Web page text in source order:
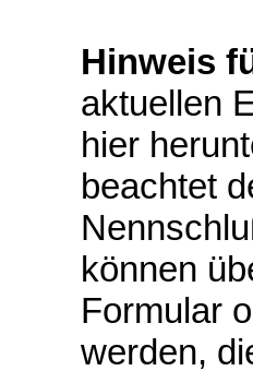
Hinweis
aktuellen
hier
beachtet
können
Formular
werden,